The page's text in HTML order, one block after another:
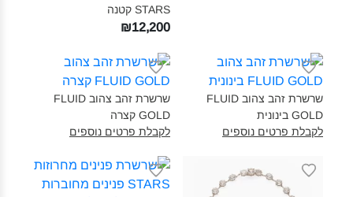
STARS קטנה‎
₪12,200
שרשרת זהב צהוב FLUID
GOLD בינונית‎
לקבלת פרטים נוספים
שרשרת זהב צהוב FLUID
GOLD קצרה‎
לקבלת פרטים נוספים